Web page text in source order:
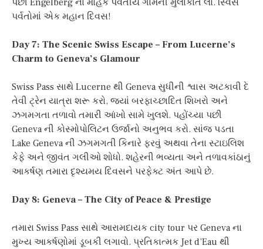
પછી Engelberg ના મોહક પર્વતીય ગામની મુલાકાત લો. સ્વિસ
પર્વતોમાં એક મહાન દિવસ!
Day 7: The Scenic Swiss Escape – From Lucerne’s
Charm to Geneva’s Glamour
Swiss Pass સાથે Lucerne થી Geneva સુધીની શ્વાસ અટકાવી દે
તેવી ટ્રેન યાત્રા શરૂ કરો, જ્યાં બરફાચ્છાદિત શિખરો અને
ઝગમગતા તળાવો તમારી આંખો સામે ખુલશે. પહોંચ્યા પછી
Geneva ની કોસ્મોપોલિટન ઉર્જાનો અનુભવ કરો. સાંજ પડતા
Lake Geneva ની ઝગમગતી કિનારે ફરવું અથવા તેના સ્ટાઇલિશ
કેફે અને જીવંત ગલીઓ શોધો. શહેરની ભવ્યતા અને તળાવકાંઠાનું
આકર્ષણ તમારા દૃશ્યમય દિવસને પરફેક્ટ અંત આપે છે.
Day 8: Geneva – The City of Peace & Prestige
તમારા Swiss Pass સાથે આરામદાયક city tour પર Geneva ના
મુખ્ય આકર્ષણોમાં ડૂબકી લગાવો. પ્રતિકાત્મક Jet d’Eau થી